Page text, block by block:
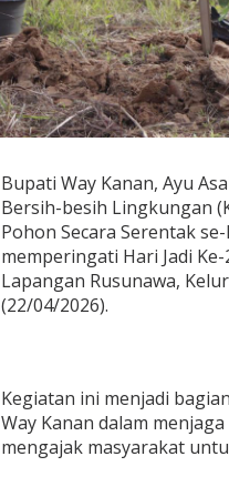
a
n
a
n
G
e
l
r
P
e
n
a
n
a
m
o
h
o
n
Bupati Way Kanan, Ayu
Bersih-besih Lingkungan
Pohon Secara Serentak
memperingati Hari Jadi
Lapangan Rusunawa,
(22/04/2026).
Kegiatan ini menjadi
Way Kanan dalam
mengajak masyarakat